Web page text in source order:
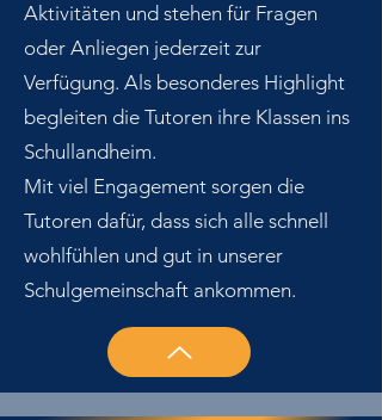
Aktivitäten und stehen für Fragen
oder Anliegen jederzeit zur
Verfügung. Als besonderes Highlight
begleiten die Tutoren ihre Klassen ins
Schullandheim.
Mit viel Engagement sorgen die
Tutoren dafür, dass sich alle schnell
wohlfühlen und gut in unserer
Schulgemeinschaft ankommen.